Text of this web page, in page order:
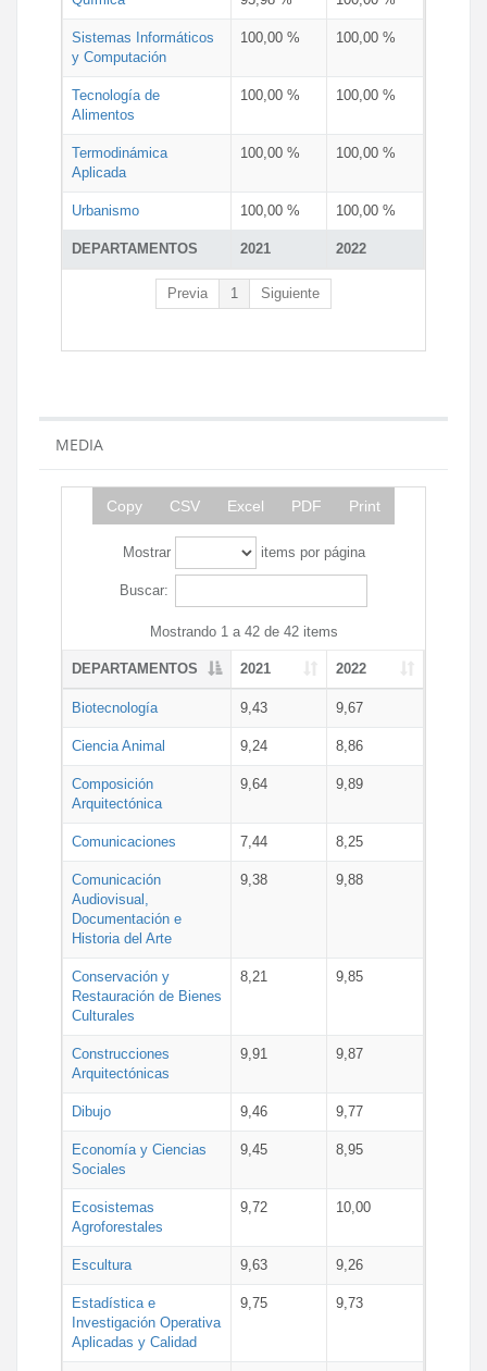
DEPARTAMENTOS 2021 2022
Sistemas Informáticos
y Computación
100,00 % 100,00 %
Tecnología de
Alimentos
100,00 % 100,00 %
Termodinámica
Aplicada
100,00 % 100,00 %
Urbanismo 100,00 % 100,00 %
Previa 1 Siguiente
MEDIA
Copy CSV Excel PDF Print
Mostrar items por página
Buscar:
Mostrando 1 a 42 de 42 items
DEPARTAMENTOS 2021 2022
Biotecnología 9,43 9,67
Ciencia Animal 9,24 8,86
Composición
Arquitectónica
9,64 9,89
Comunicaciones 7,44 8,25
Comunicación
Audiovisual,
Documentación e
Historia del Arte
9,38 9,88
Conservación y
Restauración de Bienes
Culturales
8,21 9,85
Construcciones
Arquitectónicas
9,91 9,87
Dibujo 9,46 9,77
Economía y Ciencias
Sociales
9,45 8,95
Ecosistemas
Agroforestales
9,72 10,00
Escultura 9,63 9,26
Estadística e
Investigación Operativa
Aplicadas y Calidad
9,75 9,73